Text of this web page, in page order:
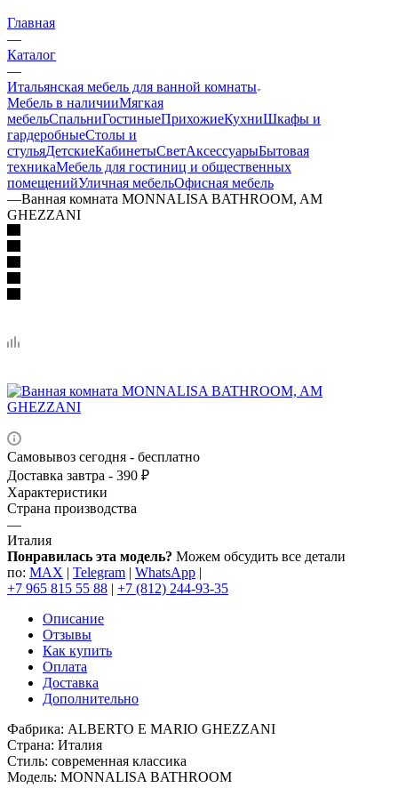
Главная
—
Каталог
—
Итальянская мебель для ванной комнаты
Мебель в наличииМягкая
мебельСпальниГостиныеПрихожиеКухниШкафы и
гардеробныеСтолы и
стульяДетскиеКабинетыСветАксессуарыБытовая
техникаМебель для гостиниц и общественных
помещенийУличная мебельОфисная мебель
—Ванная комната MONNALISA BATHROOM, AM
GHEZZANI
Самовывоз сегодня - бесплатно
Доставка завтра - 390 ₽
Характеристики
Страна производства
—
Италия
Понравилась эта модель? Можем обсудить все детали
по: MAX | Telegram | WhatsApp |
+7 965 815 55 88 | +7 (812) 244-93-35
Описание
Отзывы
Как купить
Оплата
Доставка
Дополнительно
Фабрика: ALBERTO E MARIO GHEZZANI
Страна: Италия
Стиль: современная классика
Модель: MONNALISA BATHROOM